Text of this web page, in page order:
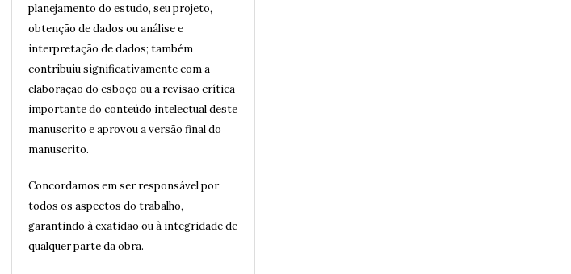
planejamento do estudo, seu projeto,
obtenção de dados ou análise e
interpretação de dados; também
contribuiu significativamente com a
elaboração do esboço ou a revisão crítica
importante do conteúdo intelectual deste
manuscrito e aprovou a versão final do
manuscrito.
Concordamos em ser responsável por
todos os aspectos do trabalho,
garantindo à exatidão ou à integridade de
qualquer parte da obra.